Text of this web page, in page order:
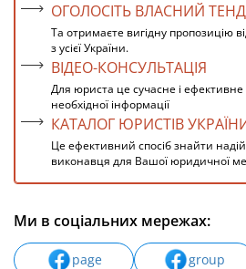
ОГОЛОСІТЬ ВЛАСНИЙ
Та отримаєте вигідну пропозицію
з усієї України.
ВІДЕО-КОНСУЛЬТАЦІЯ
Для юриста це сучасне і
необхідної інформації
КАТАЛОГ ЮРИСТІВ
Це ефективний спосіб знайти
виконавця для Вашої юридичної
Ми в соціальних мережах:
page group